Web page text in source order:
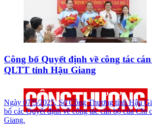
Công bố Quyết định về công tác
QLTT tỉnh Hậu Giang
Ngày 07/5/2025, Sở Công Thương tỉnh Hậu
bố các Quyết định về công tác cán bộ của Chi
Giang.